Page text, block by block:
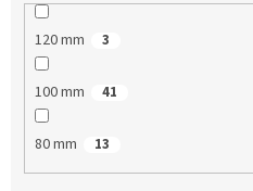
120 mm 3
100 mm 41
80 mm 13